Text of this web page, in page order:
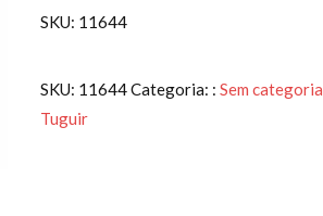
SKU: 11644
SKU: 11644Categoria: :Sem categoria
Tuguir